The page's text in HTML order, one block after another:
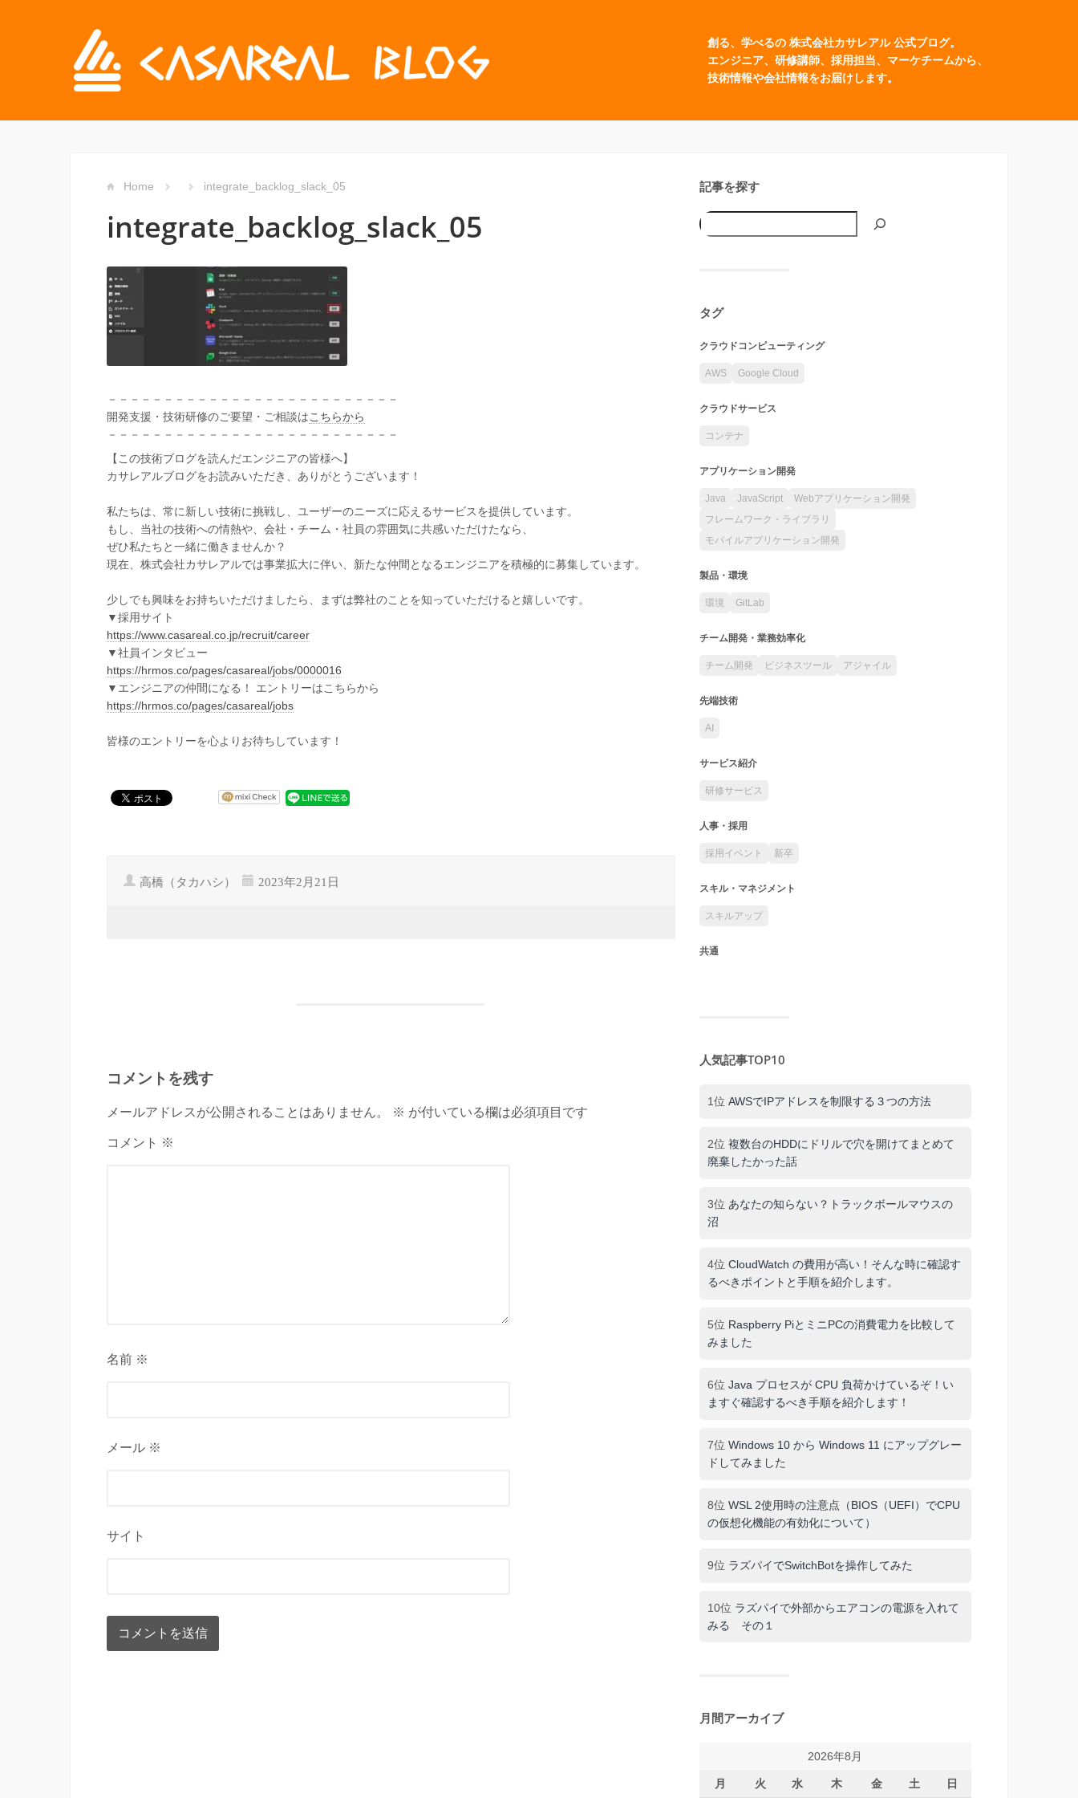
創る、学べるの 株式会社カサレアル 公式ブログ。
エンジニア、研修講師、採用担当、マーケチームから、
技術情報や会社情報をお届けします。
Home integrate_backlog_slack_05
integrate_backlog_slack_05
－－－－－－－－－－－－－－－－－－－－－－－－－－
開発支援・技術研修のご要望・ご相談はこちらから
－－－－－－－－－－－－－－－－－－－－－－－－－－
【この技術ブログを読んだエンジニアの皆様へ】
カサレアルブログをお読みいただき、ありがとうございます！
私たちは、常に新しい技術に挑戦し、ユーザーのニーズに応えるサービスを提供しています。
もし、当社の技術への情熱や、会社・チーム・社員の雰囲気に共感いただけたなら、
ぜひ私たちと一緒に働きませんか？
現在、株式会社カサレアルでは事業拡大に伴い、新たな仲間となるエンジニアを積極的に募集しています。
少しでも興味をお持ちいただけましたら、まずは弊社のことを知っていただけると嬉しいです。
▼採用サイト
https://www.casareal.co.jp/recruit/career
▼社員インタビュー
https://hrmos.co/pages/casareal/jobs/0000016
▼エンジニアの仲間になる！ エントリーはこちらから
https://hrmos.co/pages/casareal/jobs
皆様のエントリーを心よりお待ちしています！
高橋（タカハシ） 2023年2月21日
コメントを残す
メールアドレスが公開されることはありません。 ※ が付いている欄は必須項目です
コメント ※
名前 ※
メール ※
サイト
記事を探す
タグ
クラウドコンピューティング
AWS Google Cloud
クラウドサービス
コンテナ
アプリケーション開発
Java JavaScript
Webアプリケーション開発
フレームワーク・ライブラリ
モバイルアプリケーション開発
製品・環境
環境 GitLab
チーム開発・業務効率化
チーム開発 ビジネスツール アジャイル
先端技術
AI
サービス紹介
研修サービス
人事・採用
採用イベント 新卒
スキル・マネジメント
スキルアップ
共通
人気記事TOP10
1位 AWSでIPアドレスを制限する３つの方法
2位 複数台のHDDにドリルで穴を開けてまとめて
廃棄したかった話
3位 あなたの知らない？トラックボールマウスの
沼
4位 CloudWatch の費用が高い！そんな時に確認す
るべきポイントと手順を紹介します。
5位 Raspberry PiとミニPCの消費電力を比較して
みました
6位 Java プロセスが CPU 負荷かけているぞ！い
ますぐ確認するべき手順を紹介します！
7位 Windows 10 から Windows 11 にアップグレー
ドしてみました
8位 WSL 2使用時の注意点（BIOS（UEFI）でCPU
の仮想化機能の有効化について）
9位 ラズパイでSwitchBotを操作してみた
10位 ラズパイで外部からエアコンの電源を入れて
みる その１
月間アーカイブ
2026年8月
月 火 水 木 金 土 日